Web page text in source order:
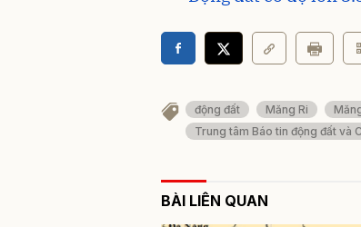
động đất Măng Ri
Trung tâm Báo tin động đất và
BÀI LIÊN QUAN